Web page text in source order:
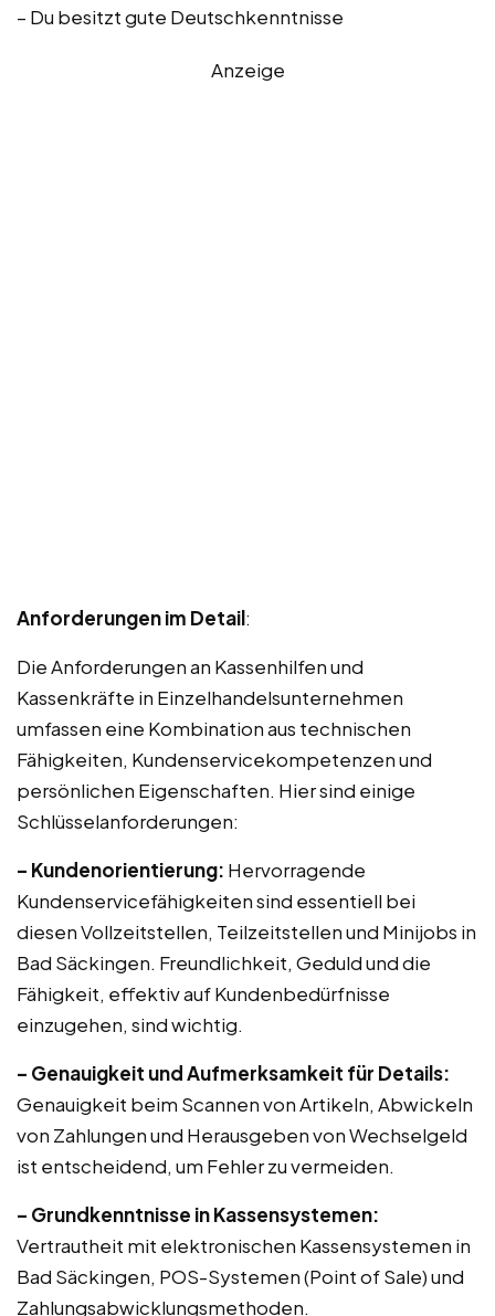
– Du besitzt gute Deutschkenntnisse
Anzeige
Anforderungen im Detail:
Die Anforderungen an Kassenhilfen und
Kassenkräfte in Einzelhandelsunternehmen
umfassen eine Kombination aus technischen
Fähigkeiten, Kundenservicekompetenzen und
persönlichen Eigenschaften. Hier sind einige
Schlüsselanforderungen:
– Kundenorientierung: Hervorragende
Kundenservicefähigkeiten sind essentiell bei
diesen Vollzeitstellen, Teilzeitstellen und Minijobs in
Bad Säckingen. Freundlichkeit, Geduld und die
Fähigkeit, effektiv auf Kundenbedürfnisse
einzugehen, sind wichtig.
– Genauigkeit und Aufmerksamkeit für Details:
Genauigkeit beim Scannen von Artikeln, Abwickeln
von Zahlungen und Herausgeben von Wechselgeld
ist entscheidend, um Fehler zu vermeiden.
– Grundkenntnisse in Kassensystemen:
Vertrautheit mit elektronischen Kassensystemen in
Bad Säckingen, POS-Systemen (Point of Sale) und
Zahlungsabwicklungsmethoden.